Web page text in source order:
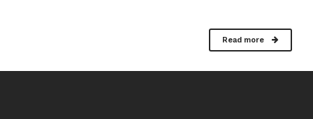
Read more